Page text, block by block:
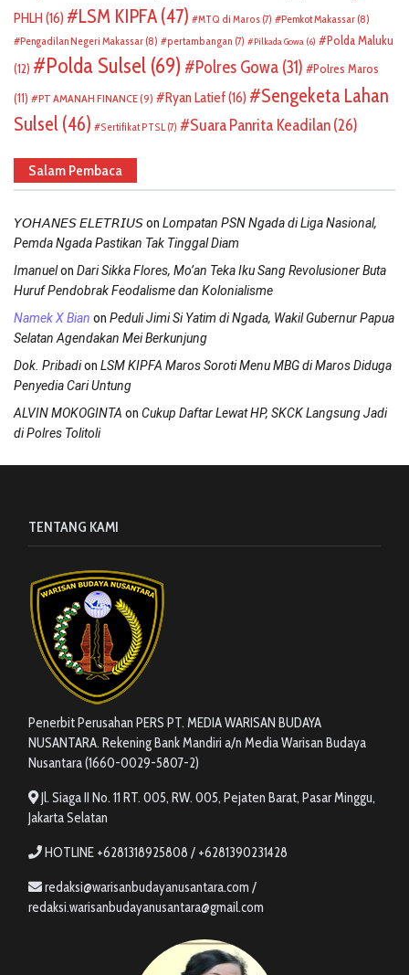
PHLH (16) LSM KIPFA (47) MTQ di Maros (7) Pemkot Makassar (8)
Pengadilan Negeri Makassar (8) pertambangan (7) Pilkada Gowa (6)
Polda Maluku
(12)
Polda Sulsel (69) Polres Gowa (31)
Polres Maros
(11)
PT AMANAH FINANCE(9) Ryan Latief(16)
Sengeketa Lahan
Sulsel (46) Sertifikat PTSL (7) Suara Panrita Keadilan(26)
Salam Pembaca
𝘠𝘖𝘏𝘈𝘕𝘌𝘚 𝘌𝘓𝘌𝘛𝘙𝘐𝘜𝘚on Lompatan PSN Ngada di Liga Nasional,
Pemda Ngada Pastikan Tak Tinggal Diam
Imanuelon Dari Sikka Flores, Mo’an Teka Iku Sang Revolusioner Buta
Huruf Pendobrak Feodalisme dan Kolonialisme
Namek X Bian on Peduli Jimi Si Yatim di Ngada, Wakil Gubernur Papua
Selatan Agendakan Mei Berkunjung
Dok. Pribadion LSM KIPFA Maros Soroti Menu MBG di Maros Diduga
Penyedia Cari Untung
ALVIN MOKOGINTA on Cukup Daftar Lewat HP, SKCK Langsung Jadi
di Polres Tolitoli
TENTANG KAMI
Penerbit Perusahan PERS PT. MEDIA WARISAN BUDAYA
NUSANTARA. Rekening Bank Mandiri a/n Media Warisan Budaya
Nusantara (1660-0029-5807-2)
Jl. Siaga II No. 11 RT. 005, RW. 005, Pejaten Barat, Pasar Minggu,
Jakarta Selatan
HOTLINE +6281318925808 / +6281390231428
redaksi@warisanbudayanusantara.com /
redaksi.warisanbudayanusantara@gmail.com